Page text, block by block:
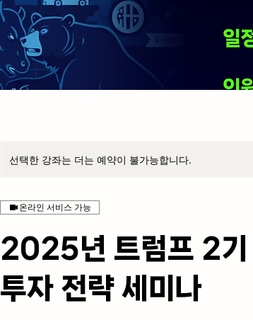
선택한 강좌는 더는 예약이 불가능합니다.
온라인 서비스 가능
2025년 트럼프 2기
투자 전략 세미나